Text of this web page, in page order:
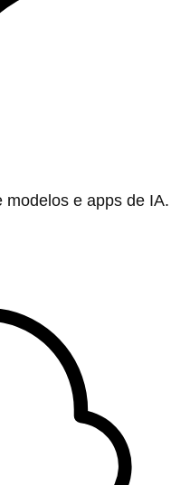
modelos e apps de IA.